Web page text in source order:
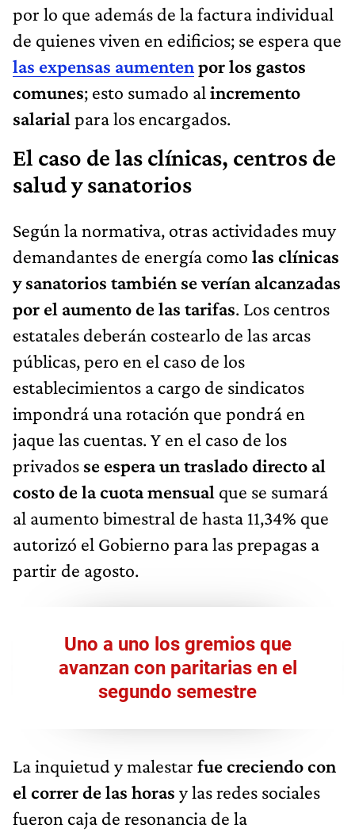
por lo que además de la factura individual
de quienes viven en edificios; se espera que
las expensas aumentenpor los gastos
comunes; esto sumado al incremento
salarial para los encargados.
El caso de las clínicas, centros de
salud y sanatorios
Según la normativa, otras actividades muy
demandantes de energía como las clínicas
y sanatorios también se verían alcanzadas
por el aumento de las tarifas. Los centros
estatales deberán costearlo de las arcas
públicas, pero en el caso de los
establecimientos a cargo de sindicatos
impondrá una rotación que pondrá en
jaque las cuentas. Y en el caso de los
privados se espera un traslado directo al
costo de la cuota mensual que se sumará
al aumento bimestral de hasta 11,34% que
autorizó el Gobierno para las prepagas a
partir de agosto.
Uno a uno los gremios que
avanzan con paritarias en el
segundo semestre
La inquietud y malestar fue creciendo con
el correr de las horas y las redes sociales
fueron caja de resonancia de la